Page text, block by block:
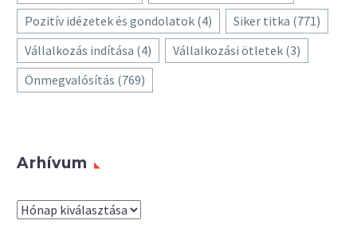
Pozitív idézetek és gondolatok (4) Siker titka (771)
Vállalkozás indítása (4) Vállalkozási ötletek (3)
Önmegvalósítás (769)
Arhívum
Arhívum